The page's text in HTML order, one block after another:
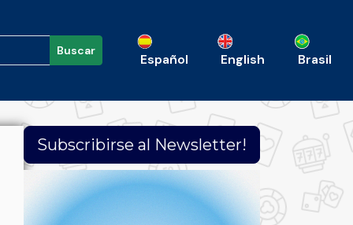
Buscar
Español English Brasil
Subscribirse al Newsletter!